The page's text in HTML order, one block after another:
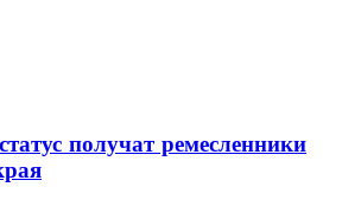
получат ремесленники